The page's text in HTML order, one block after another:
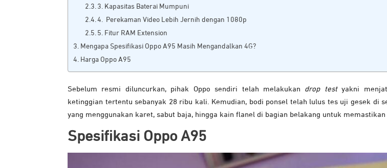
3. Kapasitas Baterai Mumpuni
4. Perekaman Video Lebih Jernih dengan 1080p
5. Fitur RAM Extension
Mengapa Spesifikasi Oppo A95 Masih Mengandalkan 4G?
Harga Oppo A95
Sebelum resmi diluncurkan, pihak Oppo sendiri telah melakukan drop testyakni
ketinggian tertentu sebanyak 28 ribu kali. Kemudian, bodi ponsel telah lulus tes uji gesek di
yang menggunakan karet, sabut baja, hingga kain flanel di bagian belakang untuk
Spesifikasi Oppo A95